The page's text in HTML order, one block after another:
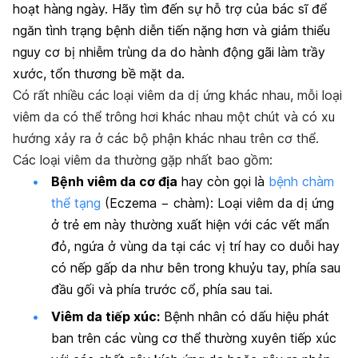
hoạt hàng ngày. Hãy tìm đến sự hỗ trợ của bác sĩ để
ngăn tình trạng bệnh diễn tiến nặng hơn và giảm thiểu
nguy cơ bị nhiễm trùng da do hành động gãi làm trầy
xước, tổn thương bề mặt da.
Có rất nhiều các loại viêm da dị ứng khác nhau, mỗi loại
viêm da có thể trông hơi khác nhau một chút và có xu
hướng xảy ra ở các bộ phận khác nhau trên cơ thể.
Các loại viêm da thường gặp nhất bao gồm:
Bệnh viêm da cơ địa hay còn gọi là bệnh chàm
thể tạng (Eczema − chàm): Loại viêm da dị ứng
ở trẻ em này thường xuất hiện với các vết mẩn
đỏ, ngứa ở vùng da tại các vị trí hay co duỗi hay
có nếp gấp da như bên trong khuỷu tay, phía sau
đầu gối và phía trước cổ, phía sau tai.
Viêm da tiếp xúc: Bệnh nhân có dấu hiệu phát
ban trên các vùng cơ thể thường xuyên tiếp xúc